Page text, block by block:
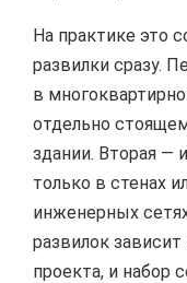
На практике это
развилки сразу.
в
отдельно
здании. Вторая —
только в стенах
инженерных
развилок зависит
проекта, и набор